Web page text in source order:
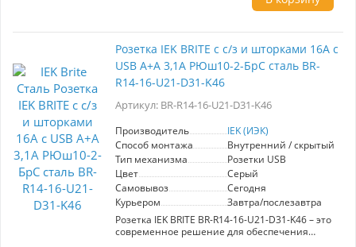
Установка лицевой панели без использования
просто нажмите и потяните, чтобы снять
вы можете установить неограниченное
количество изделий в ряду при стандартном
шаге.
Комбинируйте изделия, создавайте изящные
бесшовные композиции – с коллекцией
безрамочных розеток и выключателей
FORTE&PIANO!
Розетка IEK BRITE с с/з и шторками 16А с
USB A+A 3,1А РЮш10-2-БрС сталь BR-
R14-16-U21-D31-K46
Артикул: BR-R14-16-U21-D31-K46
Производитель
IEK (ИЭК)
Способ монтажа
Внутренний / скрытый
Тип механизма
Розетки USB
Цвет
Серый
Самовывоз
Сегодня
Курьером
Завтра/послезавтра
Розетка IEK BRITE BR-R14-16-U21-D31-K46 – это
современное решение для обеспечения